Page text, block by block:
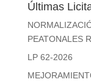
Últimas
PEATONALES
LP 62-2026